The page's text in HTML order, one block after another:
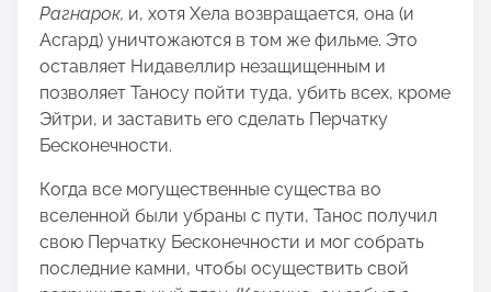
Рагнарок, и, хотя Хела возвращается, она (и
Асгард) уничтожаются в том же фильме. Это
оставляет Нидавеллир незащищенным и
позволяет Таносу пойти туда, убить всех, кроме
Эйтри, и заставить его сделать Перчатку
Бесконечности.
Когда все могущественные существа во
вселенной были убраны с пути, Танос получил
свою Перчатку Бесконечности и мог собрать
последние камни, чтобы осуществить свой